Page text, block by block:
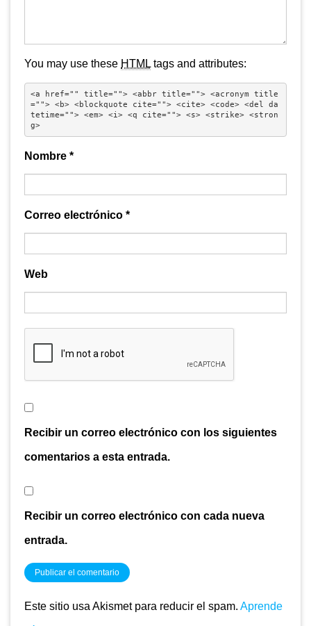
You may use these HTML tags and attributes:
<a href="" title=""> <abbr title=""> <acronym title
=""> <b> <blockquote cite=""> <cite> <code> <del da
tetime=""> <em> <i> <q cite=""> <s> <strike> <stron
g>
Nombre *
Correo electrónico *
Web
Recibir un correo electrónico con los siguientes
comentarios a esta entrada.
Recibir un correo electrónico con cada nueva
entrada.
Este sitio usa Akismet para reducir el spam. Aprende